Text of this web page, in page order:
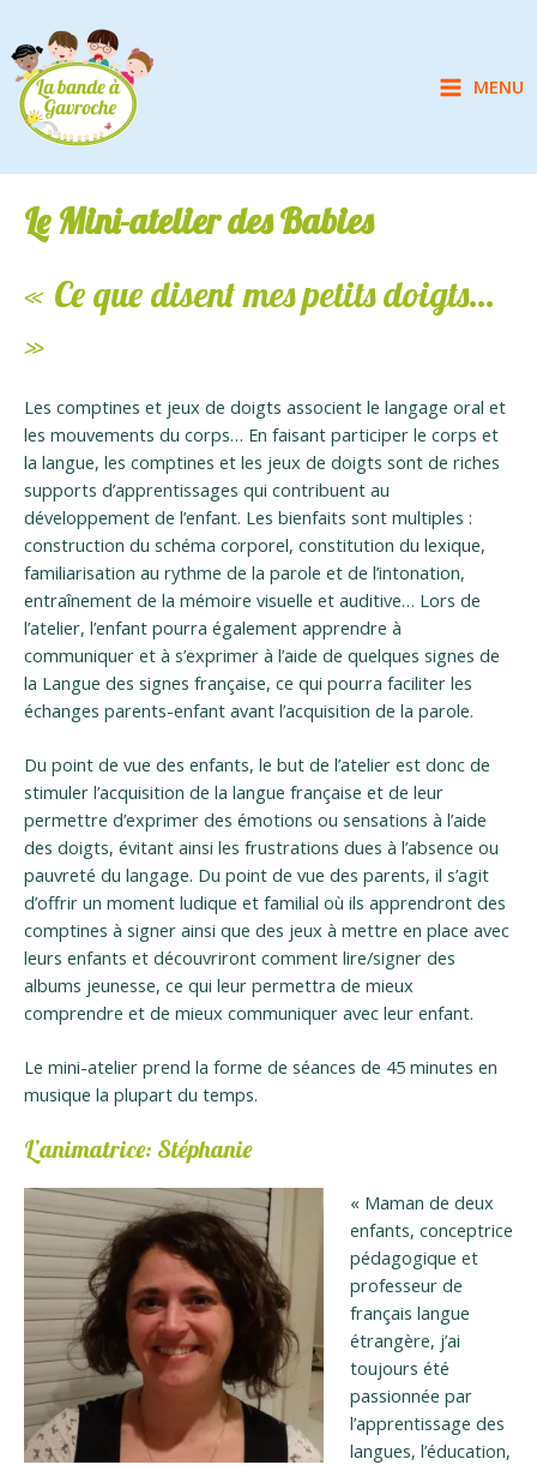
contenu
Main
MENU
Le Mini-atelier des Babies
« Ce que disent mes petits doigts…
»
Les comptines et jeux de doigts associent le langage oral et
les mouvements du corps… En faisant participer le corps et
la langue, les comptines et les jeux de doigts sont de riches
supports d’apprentissages qui contribuent au
développement de l’enfant. Les bienfaits sont multiples :
construction du schéma corporel, constitution du lexique,
familiarisation au rythme de la parole et de l’intonation,
entraînement de la mémoire visuelle et auditive… Lors de
l’atelier, l’enfant pourra également apprendre à
communiquer et à s’exprimer à l’aide de quelques signes de
la Langue des signes française, ce qui pourra faciliter les
échanges parents-enfant avant l’acquisition de la parole.
Du point de vue des enfants, le but de l’atelier est donc de
stimuler l’acquisition de la langue française et de leur
permettre d’exprimer des émotions ou sensations à l’aide
des doigts, évitant ainsi les frustrations dues à l’absence ou
pauvreté du langage. Du point de vue des parents, il s’agit
d’offrir un moment ludique et familial où ils apprendront des
comptines à signer ainsi que des jeux à mettre en place avec
leurs enfants et découvriront comment lire/signer des
albums jeunesse, ce qui leur permettra de mieux
comprendre et de mieux communiquer avec leur enfant.
Le mini-atelier prend la forme de séances de 45 minutes en
musique la plupart du temps.
L’animatrice: Stéphanie
« Maman de deux
enfants, conceptrice
pédagogique et
professeur de
français langue
étrangère, j’ai
toujours été
passionnée par
l’apprentissage des
langues, l’éducation,